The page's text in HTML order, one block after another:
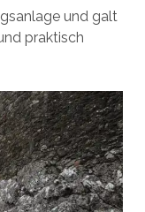
und galt
praktisch